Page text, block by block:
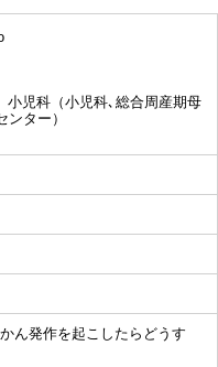
児科（小児科､総合周産期母
ター）
ん発作を起こしたらどうす